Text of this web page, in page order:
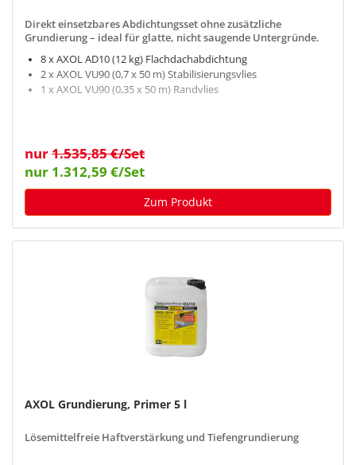
Direkt einsetzbares Abdichtungsset ohne zusätzliche
Grundierung – ideal für glatte, nicht saugende Untergründe.
8 x AXOL AD10 (12 kg) Flachdachabdichtung
2 x AXOL VU90 (0,7 x 50 m) Stabilisierungsvlies
1 x AXOL VU90 (0,35 x 50 m) Randvlies
nur1.535,85 €/Set
nur 1.312,59 €/Set
Zum Produkt
AXOL Grundierung, Primer 5 l
Lösemittelfreie Haftverstärkung und Tiefengrundierung